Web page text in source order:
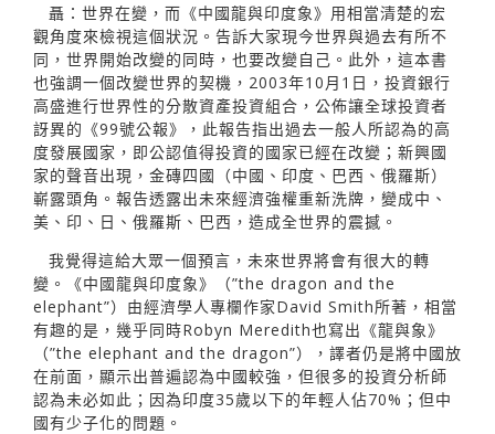
聶：世界在變，而《中國龍與印度象》用相當清楚的宏
觀角度來檢視這個狀況。告訴大家現今世界與過去有所不
同，世界開始改變的同時，也要改變自己。此外，這本書
也強調一個改變世界的契機，2003年10月1日，投資銀行
高盛進行世界性的分散資產投資組合，公佈讓全球投資者
訝異的《99號公報》，此報告指出過去一般人所認為的高
度發展國家，即公認值得投資的國家已經在改變；新興國
家的聲音出現，金磚四國（中國、印度、巴西、俄羅斯）
嶄露頭角。報告透露出未來經濟強權重新洗牌，變成中、
美、印、日、俄羅斯、巴西，造成全世界的震撼。
我覺得這給大眾一個預言，未來世界將會有很大的轉
變。《中國龍與印度象》（”the dragon and the
elephant”）由經濟學人專欄作家David Smith所著，相當
有趣的是，幾乎同時Robyn Meredith也寫出《龍與象》
（”the elephant and the dragon”），譯者仍是將中國放
在前面，顯示出普遍認為中國較強，但很多的投資分析師
認為未必如此；因為印度35歲以下的年輕人佔70%；但中
國有少子化的問題。